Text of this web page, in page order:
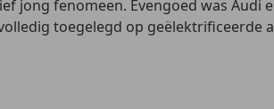
jong fenomeen. Evengoed was Audi
toegelegd op geëlektrificeerde